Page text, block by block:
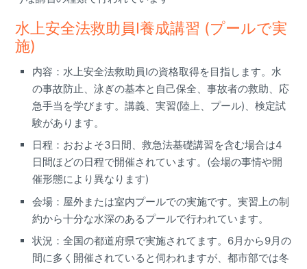
水上安全法救助員I養成講習 (プールで実
施)
内容：水上安全法救助員Iの資格取得を目指します。水
の事故防止、泳ぎの基本と自己保全、事故者の救助、応
急手当を学びます。講義、実習(陸上、プール)、検定試
験があります。
日程：おおよそ3日間、救急法基礎講習を含む場合は4
日間ほどの日程で開催されています。(会場の事情や開
催形態により異なります)
会場：屋外または室内プールでの実施です。実習上の制
約から十分な水深のあるプールで行われています。
状況：全国の都道府県で実施されてます。6月から9月の
間に多く開催されていると伺われますが、都市部では冬